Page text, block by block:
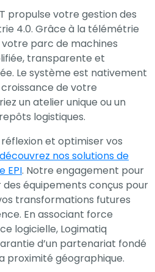
propulse votre gestion des
4.0. Grâce à la télémétrie
parc de machines
transparente et
Le système est nativement
de votre
un atelier unique ou un
logistiques.
et optimiser vos
découvrez nos solutions de
EPI. Notre engagement pour
équipements conçus pour
transformations futures
En associant force
logicielle, Logimatiq
d’un partenariat fondé
proximité géographique.